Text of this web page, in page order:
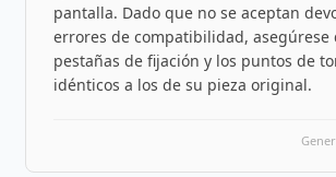
pantalla. Dado que no se aceptan
errores de compatibilidad, asegúrese
pestañas de fijación y los puntos de
idénticos a los de su pieza original.